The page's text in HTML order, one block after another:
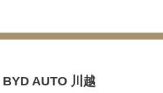
BYD AUTO 川越